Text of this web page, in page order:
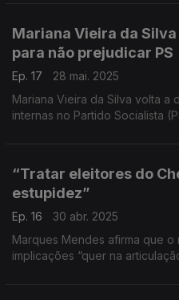
Mariana Vieira da
para não prejudicar PS
Ep. 17
28 mai. 2025
Mariana Vieira da Silva volta
internas no Partido Socialista
“Tratar eleitores do
estupidez”
Ep. 16
30 abr. 2025
Marques Mendes afirma que o
implicações “quer na